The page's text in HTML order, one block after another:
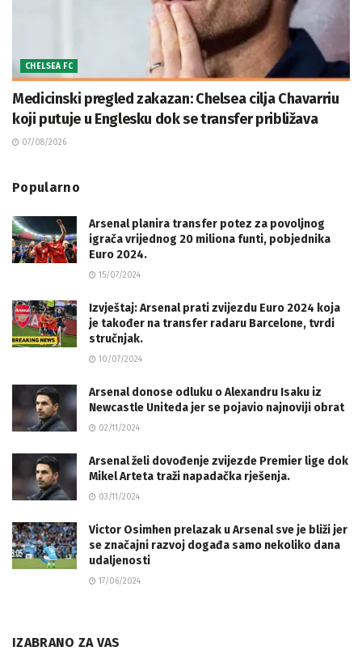
CHELSEA FC
Medicinski pregled zakazan: Chelsea cilja Chavarriu
koji putuje u Englesku dok se transfer približava
07/08/2026
Popularno
Arsenal planira transfer potez za povoljnog
igrača vrijednog 20 miliona funti, pobjednika
Euro 2024.
15/07/2024
Izvještaj: Arsenal prati zvijezdu Euro 2024 koja
je također na transfer radaru Barcelone, tvrdi
stručnjak.
10/07/2024
Arsenal donose odluku o Alexandru Isaku iz
Newcastle Uniteda jer se pojavio najnoviji obrat
02/11/2024
Arsenal želi dovođenje zvijezde Premier lige dok
Mikel Arteta traži napadačka rješenja.
03/11/2024
Victor Osimhen prelazak u Arsenal sve je bliži jer
se značajni razvoj događa samo nekoliko dana
udaljenosti
17/06/2024
IZABRANO ZA VAS